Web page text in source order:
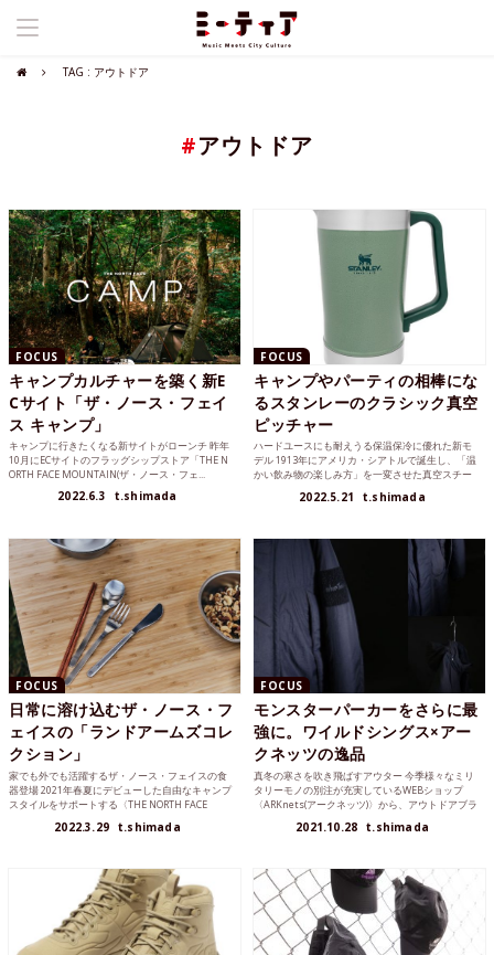
TAG : アウトドア
#アウトドア
FOCUS
キャンプカルチャーを築く新E
Cサイト「ザ・ノース・フェイ
ス キャンプ」
キャンプに行きたくなる新サイトがローンチ 昨年
10月にECサイトのフラッグシップストア「THE N
ORTH FACE MOUNTAIN(ザ・ノース・フェ...
2022.6.3 t.shimada
FOCUS
キャンプやパーティの相棒にな
るスタンレーのクラシック真空
ピッチャー
ハードユースにも耐えうる保温保冷に優れた新モ
デル 1913年にアメリカ・シアトルで誕生し、「温
かい飲み物の楽しみ方」を一変させた真空スチー
2022.5.21 t.shimada
FOCUS
日常に溶け込むザ・ノース・フ
ェイスの「ランドアームズコレ
クション」
家でも外でも活躍するザ・ノース・フェイスの食
器登場 2021年春夏にデビューした自由なキャンプ
スタイルをサポートする〈THE NORTH FACE
2022.3.29 t.shimada
FOCUS
モンスターパーカーをさらに最
強に。ワイルドシングス×アー
クネッツの逸品
真冬の寒さを吹き飛ばすアウター 今季様々なミリ
タリーモノの別注が充実しているWEBショップ
〈ARKnets(アークネッツ)〉から、アウトドアブラ
2021.10.28 t.shimada